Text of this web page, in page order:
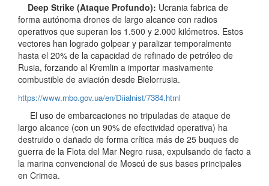
Deep Strike (Ataque Profundo): Ucrania fabrica de
forma autónoma drones de largo alcance con radios
operativos que superan los 1.500 y 2.000 kilómetros. Estos
vectores han logrado golpear y paralizar temporalmente
hasta el 20% de la capacidad de refinado de petróleo de
Rusia, forzando al Kremlin a importar masivamente
combustible de aviación desde Bielorrusia.
https://www.rnbo.gov.ua/en/Diialnist/7384.html
El uso de embarcaciones no tripuladas de ataque de
largo alcance (con un 90% de efectividad operativa) ha
destruido o dañado de forma crítica más de 25 buques de
guerra de la Flota del Mar Negro rusa, expulsando de facto a
la marina convencional de Moscú de sus bases principales
en Crimea.